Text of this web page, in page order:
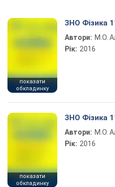
показати
обкладинку
ЗНО Фізика
Автори: М.О.
Рік: 2016
показати
обкладинку
ЗНО Фізика
Автори: М.О.
Рік: 2016